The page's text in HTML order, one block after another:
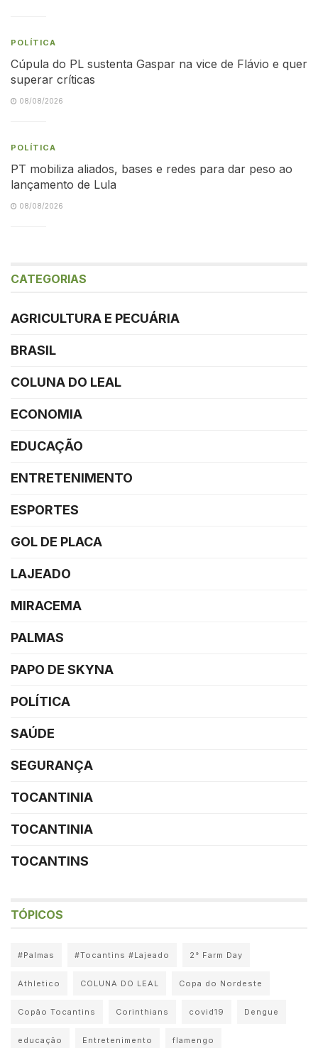
POLÍTICA
Cúpula do PL sustenta Gaspar na vice de Flávio e quer
superar críticas
08/08/2026
POLÍTICA
PT mobiliza aliados, bases e redes para dar peso ao
lançamento de Lula
08/08/2026
CATEGORIAS
AGRICULTURA E PECUÁRIA
BRASIL
COLUNA DO LEAL
ECONOMIA
EDUCAÇÃO
ENTRETENIMENTO
ESPORTES
GOL DE PLACA
LAJEADO
MIRACEMA
PALMAS
PAPO DE SKYNA
POLÍTICA
SAÚDE
SEGURANÇA
TOCANTINIA
TOCANTINIA
TOCANTINS
TÓPICOS
#Palmas #Tocantins #Lajeado 2° Farm Day
Athletico COLUNA DO LEAL Copa do Nordeste
Copão Tocantins Corinthians covid19 Dengue
educação Entretenimento flamengo